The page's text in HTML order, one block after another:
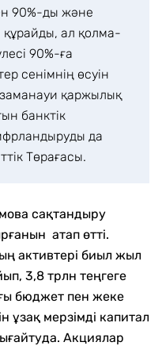
90%-ды және
ал қолма-
90%-ға
сенімнің өсуін
қаржылық
банктік
да
Төрағасы.
сақтандыру
атап өтті.
активтері биыл жыл
3,8 трлн теңгеге
бюджет пен жеке
мерзімді капитал
Акциялар